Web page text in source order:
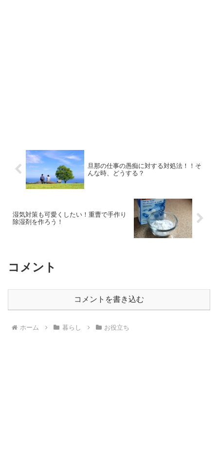
旦那の仕事の愚痴に対する対処法！！そ
んな時、どうする？
湿気対策も可愛くしたい！重曹で手作り
除湿剤を作ろう！
コメント
コメントを書き込む
ホーム 暮らし お役立ち